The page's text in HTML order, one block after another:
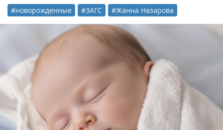
#новорожденные #ЗАГС #Жанна Назарова